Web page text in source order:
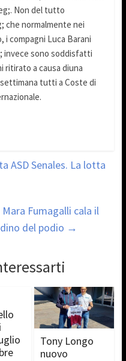
Non del tutto
che normalmente nei
i compagni Luca Barani
invece sono soddisfatti
ritirato a causa diuna
tutti a Coste di
ASD Senales. La lotta
Fumagalli cala il
del podio →
Tony Longo
nuovo